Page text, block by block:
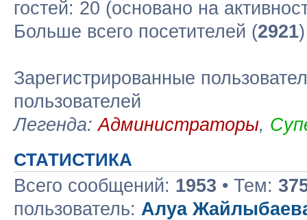
гостей: 20 (основано на
Больше всего посетителей (2921
Зарегистрированные
пользователей
Легенда:Администраторы,
СТАТИСТИКА
Всего сообщений: 1953 • Тем:
пользователь: Алуа